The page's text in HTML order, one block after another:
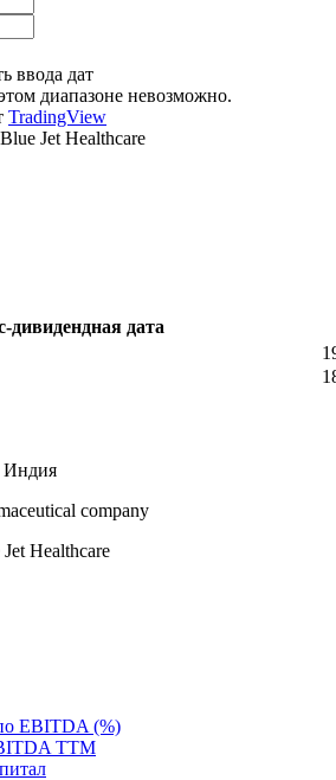
ввода дат
диапазоне невозможно.
TradingView
Jet Healthcare
дивидендная дата
Индия
company
Healthcare
EBITDA (%)
TTM